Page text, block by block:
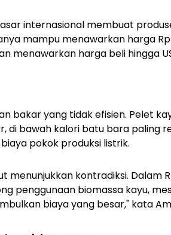
internasional membuat
mampu menawarkan harga
menawarkan harga beli hingga
bakar yang tidak efisien. Pelet
di bawah kalori batu bara paling
pokok produksi listrik.
kontradiksi. Dalam
penggunaan biomassa kayu,
biaya yang besar," kata